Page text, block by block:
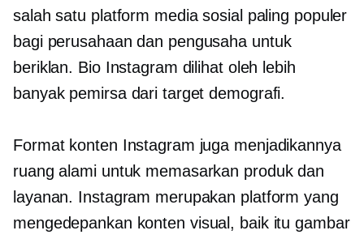
salah satu platform media sosial paling populer
bagi perusahaan dan pengusaha untuk
beriklan. Bio Instagram dilihat oleh lebih
banyak pemirsa dari target demografi.
Format konten Instagram juga menjadikannya
ruang alami untuk memasarkan produk dan
layanan. Instagram merupakan platform yang
mengedepankan konten visual, baik itu gambar